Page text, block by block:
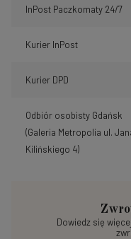
InPost Paczkomaty 24/7
Kurier InPost
Kurier DPD
Odbiór osobisty Gdańsk
(Galeria Metropolia ul.
Kilińskiego 4)
Dowiedz się